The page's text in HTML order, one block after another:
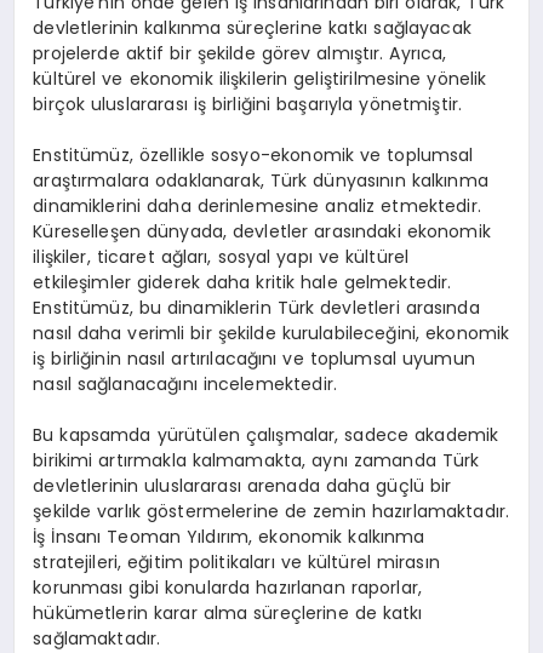
devletlerinin kalkınma süreçlerine katkı sağlayacak
projelerde aktif bir şekilde görev almıştır. Ayrıca,
kültürel ve ekonomik ilişkilerin geliştirilmesine yönelik
birçok uluslararası iş birliğini başarıyla yönetmiştir.
Enstitümüz, özellikle sosyo-ekonomik ve toplumsal
araştırmalara odaklanarak, Türk dünyasının kalkınma
dinamiklerini daha derinlemesine analiz etmektedir.
Küreselleşen dünyada, devletler arasındaki ekonomik
ilişkiler, ticaret ağları, sosyal yapı ve kültürel
etkileşimler giderek daha kritik hale gelmektedir.
Enstitümüz, bu dinamiklerin Türk devletleri arasında
nasıl daha verimli bir şekilde kurulabileceğini, ekonomik
iş birliğinin nasıl artırılacağını ve toplumsal uyumun
nasıl sağlanacağını incelemektedir.
Bu kapsamda yürütülen çalışmalar, sadece akademik
birikimi artırmakla kalmamakta, aynı zamanda Türk
devletlerinin uluslararası arenada daha güçlü bir
şekilde varlık göstermelerine de zemin hazırlamaktadır.
İş İnsanı Teoman Yıldırım, ekonomik kalkınma
stratejileri, eğitim politikaları ve kültürel mirasın
korunması gibi konularda hazırlanan raporlar,
hükümetlerin karar alma süreçlerine de katkı
sağlamaktadır.